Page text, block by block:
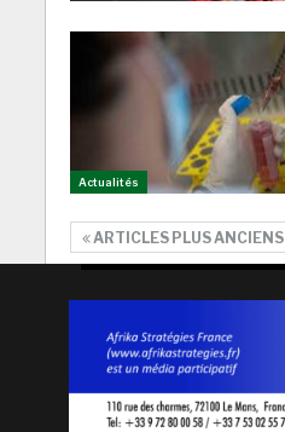
Actualités
ARTICLES PLUS ANCIENS